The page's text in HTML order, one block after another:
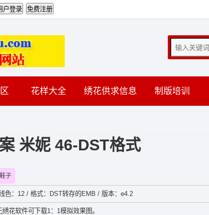
花样大全 绣花供求信息 制版培训
米妮 46-DST格式
鞋子
色：12 / 格式：DST转存的EMB / 版本：e4.2
花软件可下载1：1模拟效果图。